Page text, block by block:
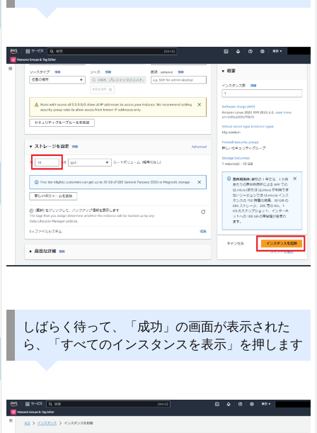
しばらく待って、「成功」の画面が表示された
ら、「すべてのインスタンスを表示」を押します